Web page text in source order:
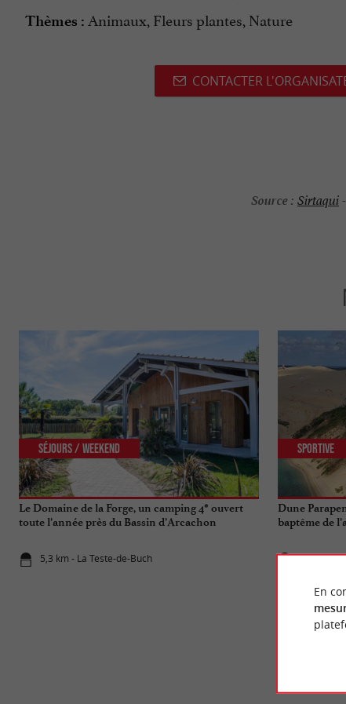
Thèmes : Animaux, Fleurs plantes, Nature
CONTACTER
Source : Sirtaqui-
Le Domaine de la Forge, un camping 4* ouvert
toute l’année près du Bassin d’Arcachon
5,3 km - La Teste-de-Buch
Séjours / Weekend
Dune
baptême de
5,3 km -
Sportive
En